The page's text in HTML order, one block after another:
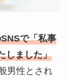
で「私事
しました」
男性とされ